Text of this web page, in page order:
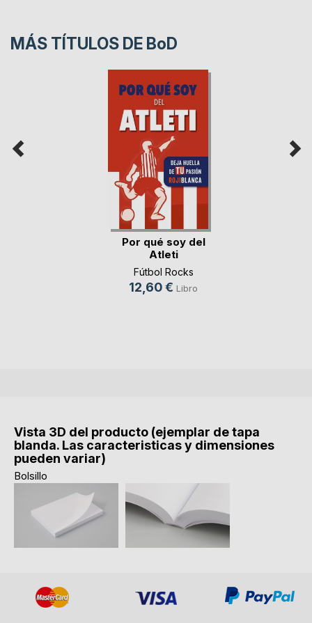
MÁS TÍTULOS DE BoD
Por qué soy del
Atleti
Fútbol Rocks
12,60 € Libro
Vista 3D del producto (ejemplar de tapa
blanda. Las caracteristicas y dimensiones
pueden variar)
Bolsillo